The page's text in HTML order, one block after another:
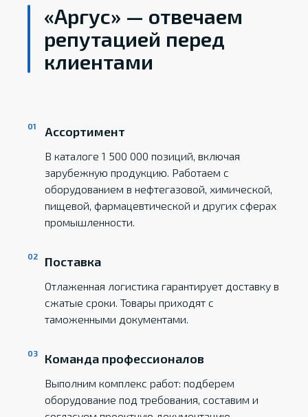
«Аргус» — отвечаем
репутацией перед
клиентами
Ассортимент
В каталоге 1 500 000 позиций, включая
зарубежную продукцию. Работаем с
оборудованием в нефтегазовой, химической,
пищевой, фармацевтической и других сферах
промышленности.
Поставка
Отлаженная логистика гарантирует доставку в
сжатые сроки. Товары приходят с
таможенными документами.
Команда профессионалов
Выполним комплекс работ: подберем
оборудование под требования, составим и